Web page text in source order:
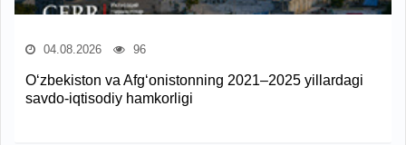
04.08.2026 96
O‘zbekiston va Afg‘onistonning 2021–2025 yillardagi
savdo-iqtisodiy hamkorligi